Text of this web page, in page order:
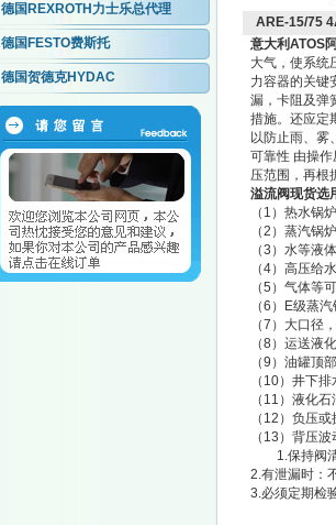
德国REXROTH力士乐总代理
德国FESTO费斯托
德国贺德克HYDAC
ARE-15/75
意大利ATOS
大气，使系统
力容器的关键
漏，卡阻及弹
措施。还应定
以防止雨、雾
可靠性 由操
压范围，再根
溢流阀现货选
（1）热水锅
（2）蒸汽锅
（3）水等液
（4）高压给
（5）气体等
（6）E级蒸
（7）大口径
（8）运送液
（9）油罐顶
（10）井下
（11）液化
（12）负压
（13）背压
1.保持阀清
2.有泄漏时：
3.必须定期检